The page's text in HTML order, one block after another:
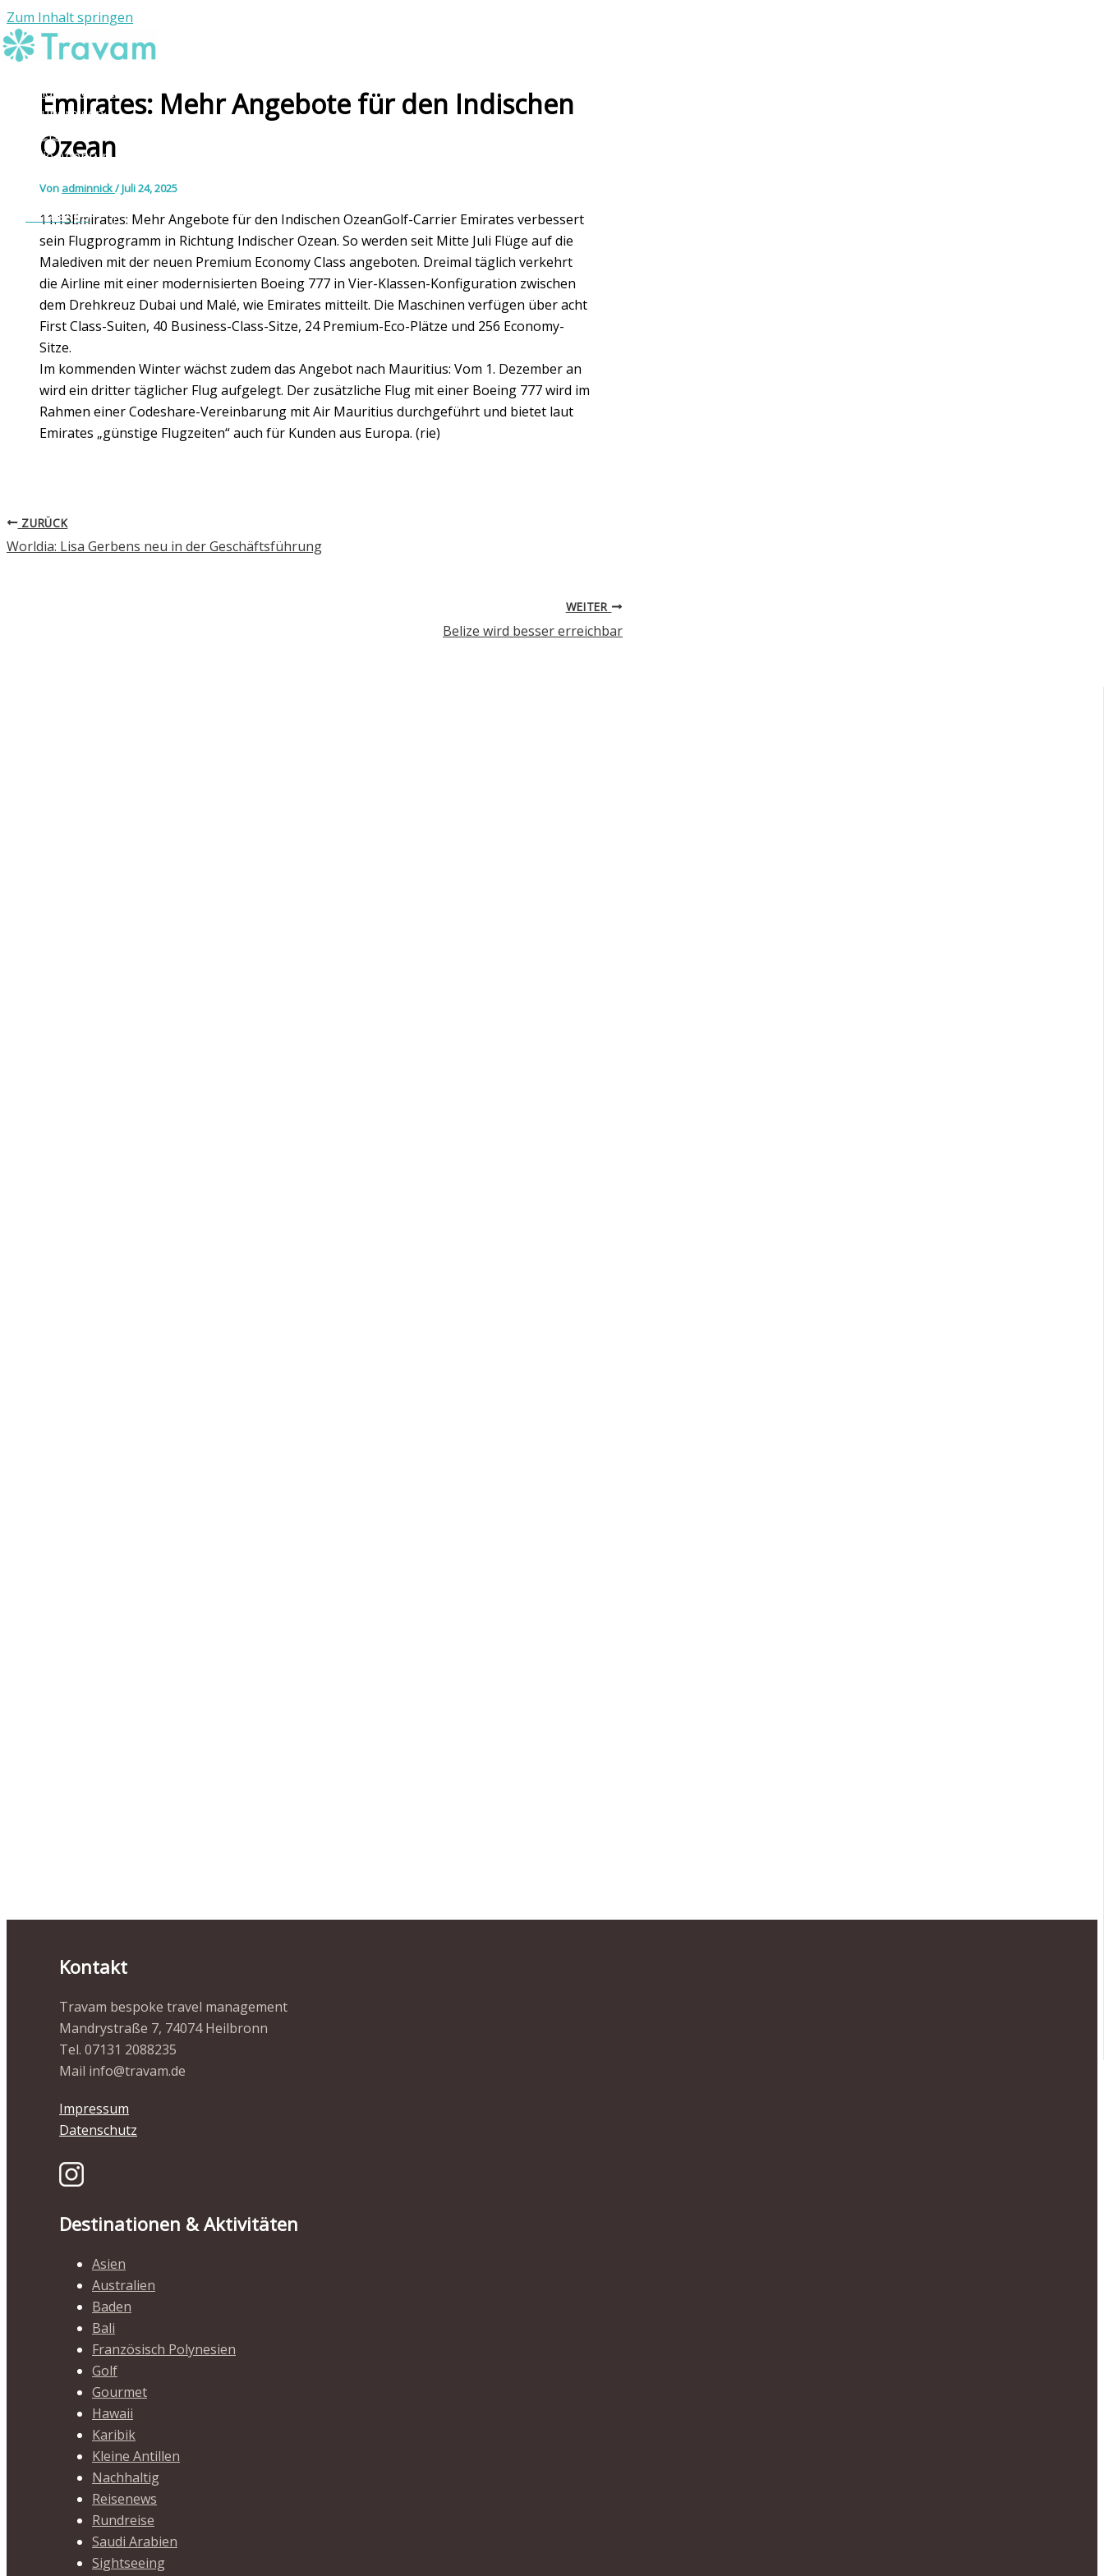
Zum Inhalt springen
Individuelle Reisen
Rundreisen
Reiseziele
Die Agentur
WhatsApp
Emirates: Mehr Angebote für den Indischen
Ozean
Von adminnick/Juli 24, 2025
11:13Emirates: Mehr Angebote für den Indischen OzeanGolf-Carrier Emirates verbessert
sein Flugprogramm in Richtung Indischer Ozean. So werden seit Mitte Juli Flüge auf die
Malediven mit der neuen Premium Economy Class angeboten. Dreimal täglich verkehrt
die Airline mit einer modernisierten Boeing 777 in Vier-Klassen-Konfiguration zwischen
dem Drehkreuz Dubai und Malé, wie Emirates mitteilt. Die Maschinen verfügen über acht
First Class-Suiten, 40 Business-Class-Sitze, 24 Premium-Eco-Plätze und 256 Economy-
Sitze.
Im kommenden Winter wächst zudem das Angebot nach Mauritius: Vom 1. Dezember an
wird ein dritter täglicher Flug aufgelegt. Der zusätzliche Flug mit einer Boeing 777 wird im
Rahmen einer Codeshare-Vereinbarung mit Air Mauritius durchgeführt und bietet laut
Emirates „günstige Flugzeiten“ auch für Kunden aus Europa. (rie)
ZURÜCK
Worldia: Lisa Gerbens neu in der Geschäftsführung
WEITER
Belize wird besser erreichbar
Kontakt
Travam bespoke travel management
Mandrystraße 7, 74074 Heilbronn
Tel. 07131 2088235
Mail info@travam.de
Impressum
Datenschutz
Destinationen & Aktivitäten
Asien
Australien
Baden
Bali
Französisch Polynesien
Golf
Gourmet
Hawaii
Karibik
Kleine Antillen
Nachhaltig
Reisenews
Rundreise
Saudi Arabien
Sightseeing